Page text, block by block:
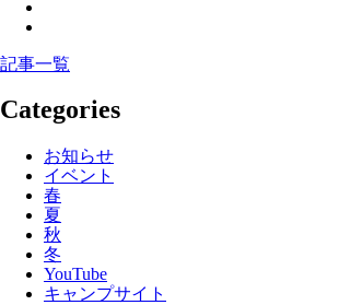
記事一覧
Categories
お知らせ
イベント
春
夏
秋
冬
YouTube
キャンプサイト